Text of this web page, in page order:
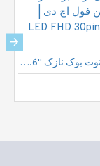
ال ای دی نوت بوک نازک "15.6 30پین فول اچ دی | LED FHD 30pin 15.6" IPS Notbook